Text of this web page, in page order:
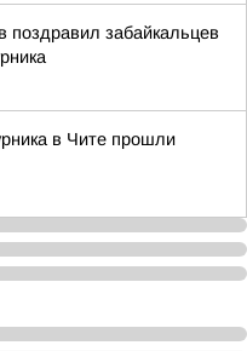
поздравил забайкальцев
в Чите прошли